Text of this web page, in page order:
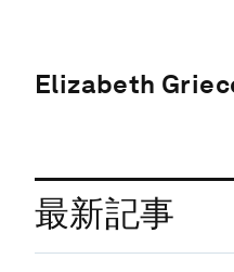
Elizabeth
最新記事